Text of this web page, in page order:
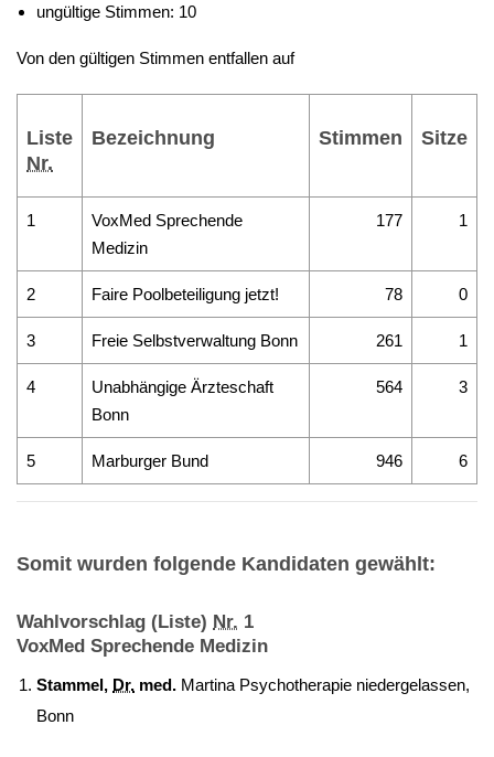
ungültige Stimmen: 10
Von den gültigen Stimmen entfallen auf
Liste
Nr.
Bezeichnung Stimmen Sitze
1
VoxMed Sprechende
Medizin
177 1
2 Faire Poolbeteiligung jetzt! 78 0
3 Freie Selbstverwaltung Bonn 261 1
4
Unabhängige Ärzteschaft
Bonn
564 3
5 Marburger Bund 946 6
Somit wurden folgende Kandidaten gewählt:
Wahlvorschlag (Liste) Nr. 1
VoxMed Sprechende Medizin
Stammel, Dr. med. Martina Psychotherapie niedergelassen,
Bonn